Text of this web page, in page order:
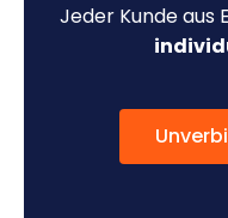
Jeder Kunde aus